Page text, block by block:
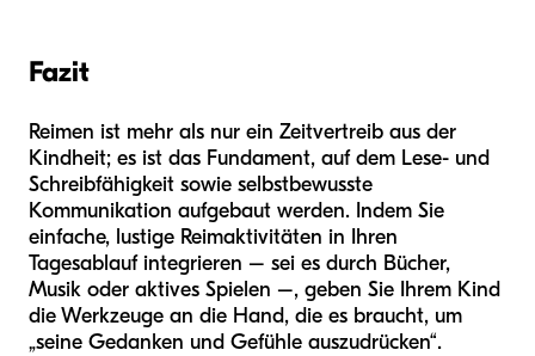
Fazit
Reimen ist mehr als nur ein Zeitvertreib aus der
Kindheit; es ist das Fundament, auf dem Lese- und
Schreibfähigkeit sowie selbstbewusste
Kommunikation aufgebaut werden. Indem Sie
einfache, lustige Reimaktivitäten in Ihren
Tagesablauf integrieren – sei es durch Bücher,
Musik oder aktives Spielen –, geben Sie Ihrem Kind
die Werkzeuge an die Hand, die es braucht, um
„seine Gedanken und Gefühle auszudrücken“.